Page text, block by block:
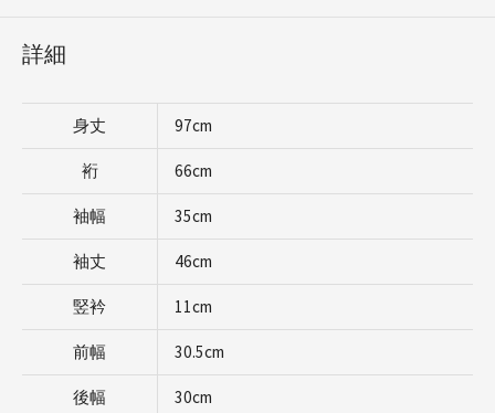
詳細
身丈 97cm
裄 66cm
袖幅 35cm
袖丈 46cm
竪衿 11cm
前幅 30.5cm
後幅 30cm